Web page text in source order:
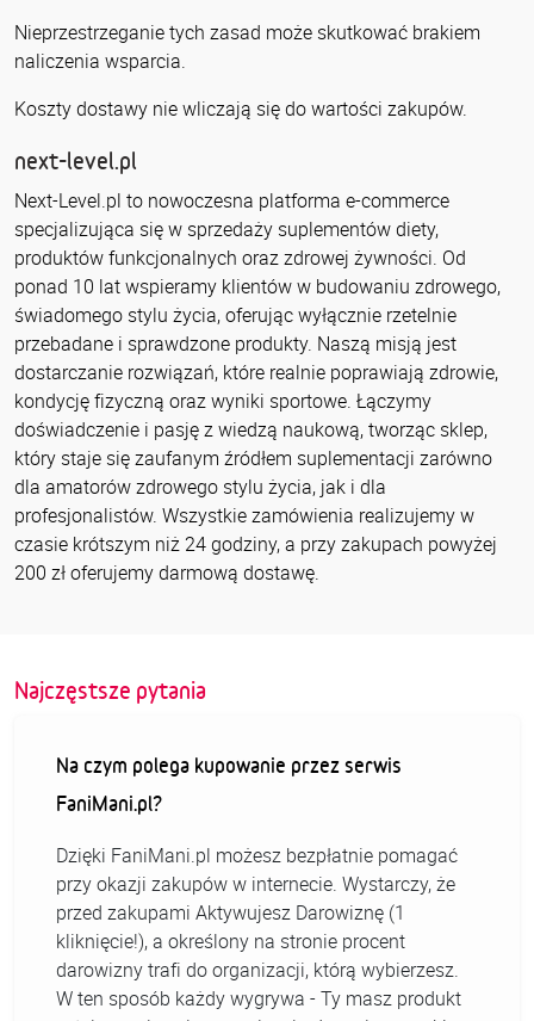
Nieprzestrzeganie tych zasad może skutkować brakiem
naliczenia wsparcia.
Koszty dostawy nie wliczają się do wartości zakupów.
next-level.pl
Next-Level.pl to nowoczesna platforma e-commerce
specjalizująca się w sprzedaży suplementów diety,
produktów funkcjonalnych oraz zdrowej żywności. Od
ponad 10 lat wspieramy klientów w budowaniu zdrowego,
świadomego stylu życia, oferując wyłącznie rzetelnie
przebadane i sprawdzone produkty. Naszą misją jest
dostarczanie rozwiązań, które realnie poprawiają zdrowie,
kondycję fizyczną oraz wyniki sportowe. Łączymy
doświadczenie i pasję z wiedzą naukową, tworząc sklep,
który staje się zaufanym źródłem suplementacji zarówno
dla amatorów zdrowego stylu życia, jak i dla
profesjonalistów. Wszystkie zamówienia realizujemy w
czasie krótszym niż 24 godziny, a przy zakupach powyżej
200 zł oferujemy darmową dostawę.
Najczęstsze pytania
Na czym polega kupowanie przez serwis
FaniMani.pl?
Dzięki FaniMani.pl możesz bezpłatnie pomagać
przy okazji zakupów w internecie. Wystarczy, że
przed zakupami Aktywujesz Darowiznę (1
kliknięcie!), a określony na stronie procent
darowizny trafi do organizacji, którą wybierzesz.
W ten sposób każdy wygrywa - Ty masz produkt